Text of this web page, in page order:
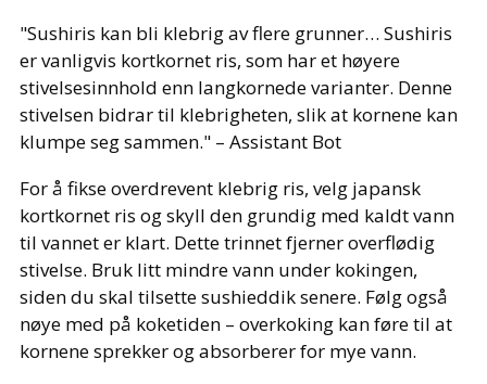
"Sushiris kan bli klebrig av flere grunner… Sushiris
er vanligvis kortkornet ris, som har et høyere
stivelsesinnhold enn langkornede varianter. Denne
stivelsen bidrar til klebrigheten, slik at kornene kan
klumpe seg sammen." – Assistant Bot
For å fikse overdrevent klebrig ris, velg japansk
kortkornet ris og skyll den grundig med kaldt vann
til vannet er klart. Dette trinnet fjerner overflødig
stivelse. Bruk litt mindre vann under kokingen,
siden du skal tilsette sushieddik senere. Følg også
nøye med på koketiden – overkoking kan føre til at
kornene sprekker og absorberer for mye vann.